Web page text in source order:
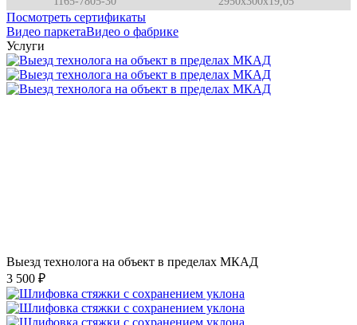
Посмотреть сертификаты
Видео паркетаВидео о фабрике
Услуги
Выезд технолога на объект в пределах МКАД
3 500 ₽